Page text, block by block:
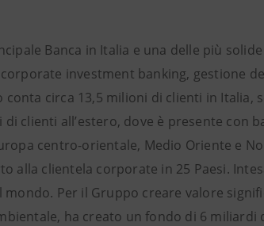
Banca in Italia e una delle più
investment banking, gestione
conta circa 13,5 milioni di clienti in Italia,
clienti all’estero, dove è presente con
centro-orientale, Medio Oriente e
alla clientela corporate in 25 Paesi.
Per il Gruppo creare valore
ha creato un fondo di 6